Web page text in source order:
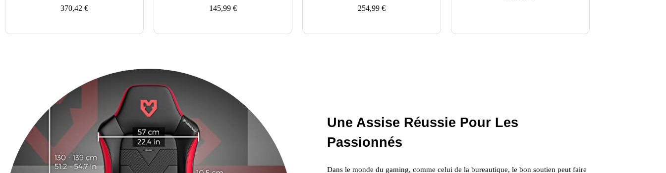
370,42 € 145,99 € 254,99 €
Une Assise Réussie Pour Les
Passionnés
Dans le monde du gaming, comme celui de la bureautique, le bon soutien peut faire